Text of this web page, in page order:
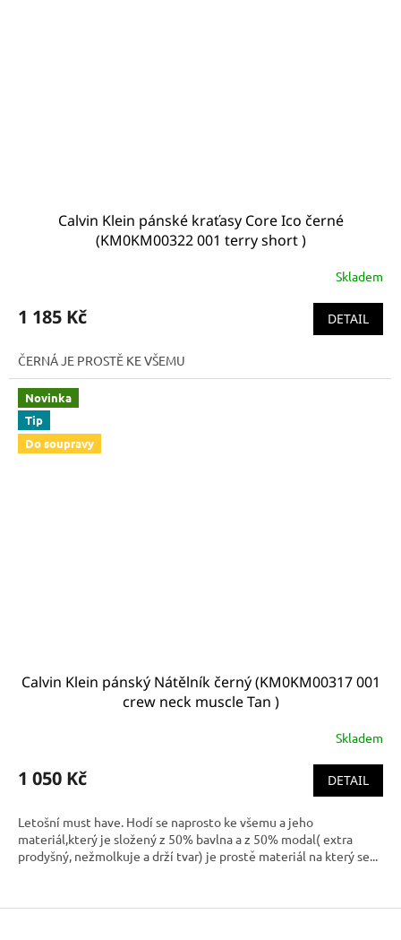
Calvin Klein pánské kraťasy Core Ico černé
(KM0KM00322 001 terry short )
Skladem
1 185 Kč DETAIL
ČERNÁ JE PROSTĚ KE VŠEMU
Novinka
Tip
Do soupravy
Calvin Klein pánský Nátělník černý (KM0KM00317 001
crew neck muscle Tan )
Skladem
1 050 Kč DETAIL
Letošní must have. Hodí se naprosto ke všemu a jeho
materiál,který je složený z 50% bavlna a z 50% modal( extra
prodyšný, nežmolkuje a drží tvar) je prostě materiál na který se...
Z